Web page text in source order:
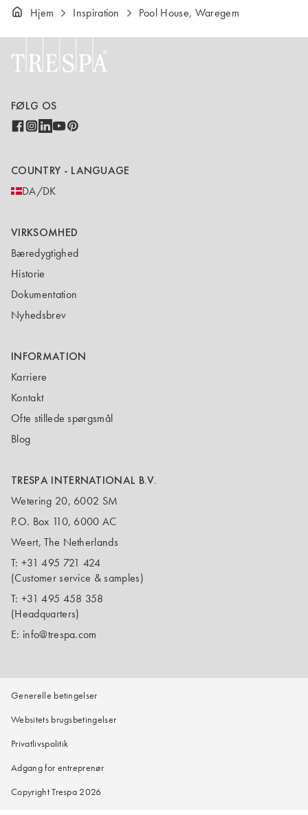
Hjem Inspiration Pool House, Waregem
FØLG OS
COUNTRY - LANGUAGE
DA/DK
VIRKSOMHED
Bæredygtighed
Historie
Dokumentation
Nyhedsbrev
INFORMATION
Karriere
Kontakt
Ofte stillede spørgsmål
Blog
TRESPA INTERNATIONAL B.V.
Wetering 20, 6002 SM
P.O. Box 110, 6000 AC
Weert, The Netherlands
T: +31 495 721 424
(Customer service & samples)
T: +31 495 458 358
(Headquarters)
E: info@trespa.com
Generelle betingelser
Websitets brugsbetingelser
Privatlivspolitik
Adgang for entreprenør
Copyright Trespa 2026